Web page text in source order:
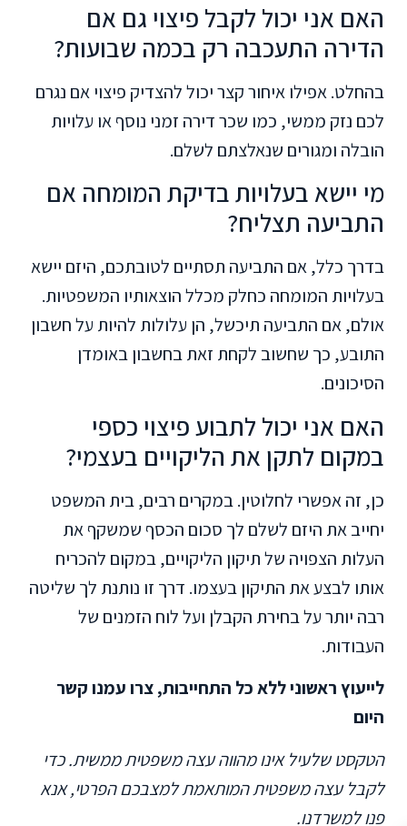
האם אני יכול לקבל פיצוי גם אם
הדירה התעכבה רק בכמה שבועות?
בהחלט. אפילו איחור קצר יכול להצדיק פיצוי אם נגרם
לכם נזק ממשי, כמו שכר דירה זמני נוסף או עלויות
הובלה ומגורים שנאלצתם לשלם.
מי יישא בעלויות בדיקת המומחה אם
התביעה תצליח?
בדרך כלל, אם התביעה תסתיים לטובתכם, היזם יישא
בעלויות המומחה כחלק מכלל הוצאותיו המשפטיות.
אולם, אם התביעה תיכשל, הן עלולות להיות על חשבון
התובע, כך שחשוב לקחת זאת בחשבון באומדן
הסיכונים.
האם אני יכול לתבוע פיצוי כספי
במקום לתקן את הליקויים בעצמי?
כן, זה אפשרי לחלוטין. במקרים רבים, בית המשפט
יחייב את היזם לשלם לך סכום הכסף שמשקף את
העלות הצפויה של תיקון הליקויים, במקום להכריח
אותו לבצע את התיקון בעצמו. דרך זו נותנת לך שליטה
רבה יותר על בחירת הקבלן ועל לוח הזמנים של
העבודות.
לייעוץ ראשוני ללא כל התחייבות, צרו עמנו קשר
היום
הטקסט שלעיל אינו מהווה עצה משפטית ממשית. כדי
לקבל עצה משפטית המותאמת למצבכם הפרטי, אנא
פנו למשרדנו.